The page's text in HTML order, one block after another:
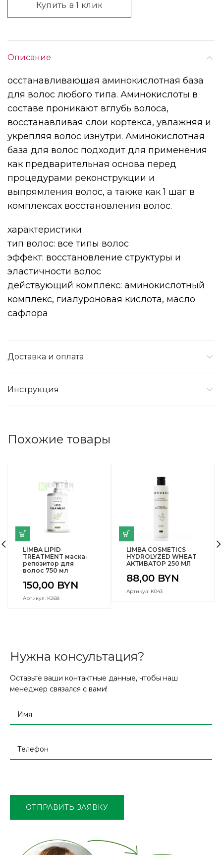
Купить в 1 клик
Описание
осстанавливающая аминокислотная база
для волос любого типа. Аминокислоты в
составе проникают вглубь волоса,
восстанавливая слои кортекса, увлажняя и
укрепляя волос изнутри. Аминокислотная
база для волос подходит для применения
как предварительная основа перед
процедурами реконструкции и
выпрямления волос, а также как 1 шаг в
комплексах восстановления волос.
характеристики
тип волос: все типы волос
эффект: восстановление структуры и
эластичности волос
действующий комплекс: аминокислотный
комплекс, гиалуроновая кислота, масло
сафлора
Доставка и оплата
Инструкция
Похожие товары
LIMBA LIPID
TREATMENT маска-
репозитор для
волос 750 мл
150,00 BYN
Артикул: K268
LIMBA COSMETICS
HYDROLYZED WHEAT
АКТИВАТОР 250 МЛ
88,00 BYN
Артикул: K043
Нужна консультация?
Оставьте ваши контактные данные, чтобы наш
менеджер связался с вами!
поле
пустым.
ОТПРАВИТЬ ЗАЯВКУ